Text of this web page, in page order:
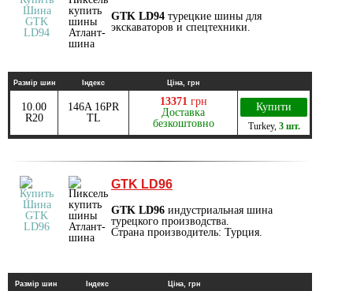
GTK LD94 турецкие шины для
экскаваторов и спецтехники.
Размір шин Індекс Ціна, грн
10.00
R20
146A 16PR
TL
13371 грн
Доставка
безкоштовно
Купити
Turkey, 3 шт.
GTK LD96
GTK LD96 индустриальная шина
турецкого производства.
Страна производитель: Турция.
Размір шин Індекс Ціна, грн